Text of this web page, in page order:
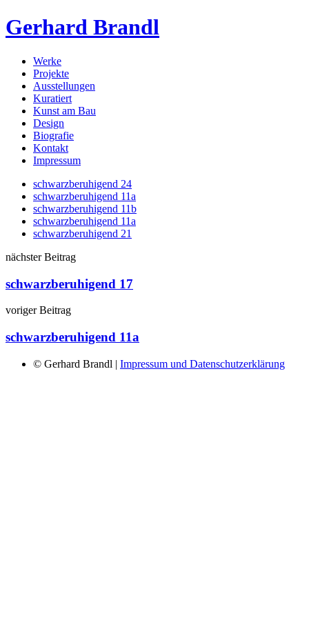
Gerhard Brandl
Werke
Projekte
Ausstellungen
Kuratiert
Kunst am Bau
Design
Biografie
Kontakt
Impressum
schwarzberuhigend 24
schwarzberuhigend 11a
schwarzberuhigend 11b
schwarzberuhigend 11a
schwarzberuhigend 21
nächster Beitrag
schwarzberuhigend 17
voriger Beitrag
schwarzberuhigend 11a
© Gerhard Brandl | Impressum und Datenschutzerklärung